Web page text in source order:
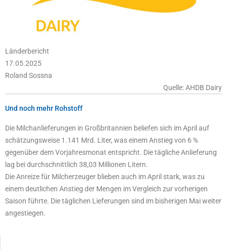
Länderbericht
17.05.2025
Roland Sossna
Quelle: AHDB Dairy
Und noch mehr Rohstoff
Die Milchanlieferungen in Großbritannien beliefen sich im April auf
schätzungsweise 1.141 Mrd. Liter, was einem Anstieg von 6 %
gegenüber dem Vorjahresmonat entspricht. Die tägliche Anlieferung
lag bei durchschnittlich 38,03 Millionen Litern.
Die Anreize für Milcherzeuger blieben auch im April stark, was zu
einem deutlichen Anstieg der Mengen im Vergleich zur vorherigen
Saison führte. Die täglichen Lieferungen sind im bisherigen Mai weiter
angestiegen.